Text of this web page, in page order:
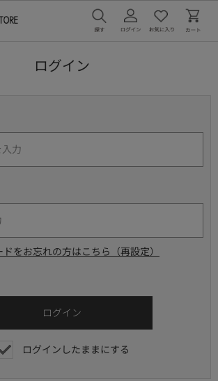
ログイン
をお忘れの方はこちら（再設定）
ログインしたままにする